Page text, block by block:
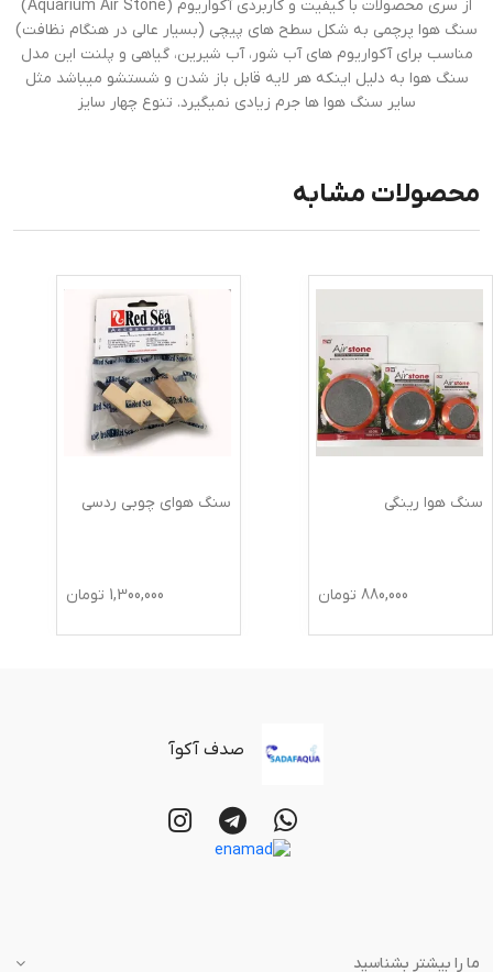
از سری محصولات با کیفیت و کاربردی آکواریوم (Aquarium Air Stone)
سنگ هوا پرچمی به شکل سطح های پیچی (بسیار عالی در هنگام نظافت)
مناسب برای آکواریوم های آب شور، آب شیرین، گیاهی و پلنت این مدل
سنگ هوا به دلیل اینکه هر لایه قابل باز شدن و شستشو میباشد مثل
سایر سنگ هوا ها جرم زیادی نمیگیرد. تنوع چهار سایز
محصولات مشابه
سنگ هوا رینگی
880,000 تومان
سنگ هوای چوبی ردسی
1,300,000 تومان
صدف آکوآ
ما را بیشتر بشناسید